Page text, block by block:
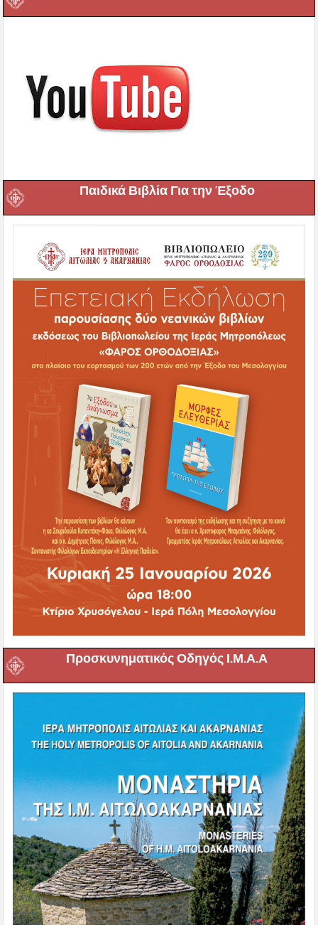
Παιδικά Βιβλία Για την Έξοδο
Προσκυνηματικός Οδηγός Ι.Μ.Α.Α